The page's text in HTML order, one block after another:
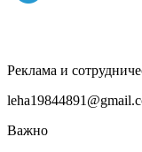
Реклама и
Важно